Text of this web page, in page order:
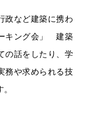
政など建築に携わ
キング会」 建築
の話をしたり、学
務や求められる技